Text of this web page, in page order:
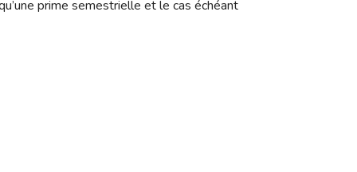
prime semestrielle et le cas échéant